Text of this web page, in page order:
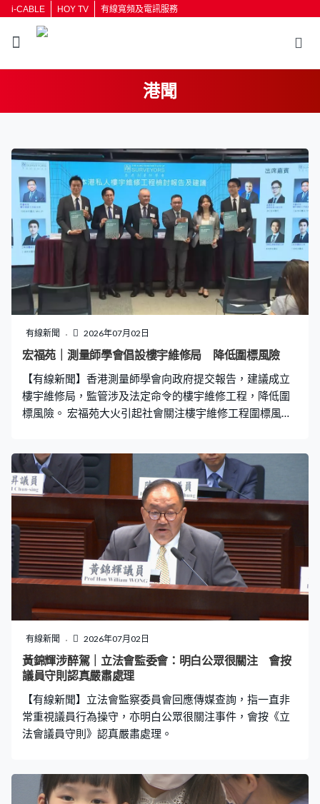
i-CABLE HOY TV 有線寬頻及電訊服務
港聞
按輸入鍵開始搜尋
有線新聞 2026年07月02日
宏福苑｜測量師學會倡設樓宇維修局 降低圍標風險
【有線新聞】香港測量師學會向政府提交報告，建議成立
樓宇維修局，監管涉及法定命令的樓宇維修工程，降低圍
標風險。 宏福苑大火引起社會關注樓宇維修工程圍標風
及法團治理能力不足，決策機制亦有缺陷，例如有人透過
購入單位，在大廈「落釘」以影響法團遴選工程顧問和承
建商；又發現維修顧問權力過度集中，同時負責檢測、招
標及監督，而工程多層分判，令記錄不完整亦無法追責，
市場更長期出現反競爭行為。 香港測量師學會樓宇維修工
作組主席何鉅業：「當然總會十隻手指有長短，做得可能
質素不好，但不代表他們的行為不良好，我們其實都可以
修正，最重要是我們持續監察。」 學會建議成立樓宇維修
審批顧問及承建商名冊，評核表現及監管招標程序；又提
議如果涉及三無大廈、法團失效、有重大安全風險、工程
規模龐大或複雜，可以介入代辦工程；若業主有高度共
識，在極高業權比例及嚴謹條件下亦可申請退出監管。 被
立機構監管工程，強調不是要取代部門法定權力。
有線新聞 2026年07月02日
黃錦輝涉醉駕｜立法會監委會：明白公眾很關注 會按
議員守則認真嚴肅處理
【有線新聞】立法會監察委員會回應傳媒查詢，指一直非
常重視議員行為操守，亦明白公眾很關注事件，會按《立
法會議員守則》認真嚴肅處理。